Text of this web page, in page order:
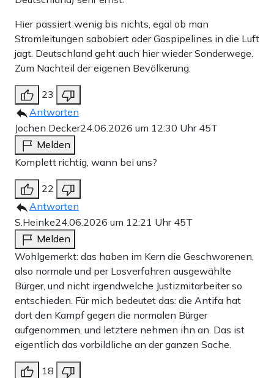
Hier passiert wenig bis nichts, egal ob man
Stromleitungen sabobiert oder Gaspipelines in die Luft
jagt. Deutschland geht auch hier wieder Sonderwege.
Zum Nachteil der eigenen Bevölkerung.
23
Antworten
Jochen Decker24.06.2026 um 12:30 Uhr 45T
Melden
Komplett richtig, wann bei uns?
22
Antworten
S.Heinke24.06.2026 um 12:21 Uhr 45T
Melden
Wohlgemerkt: das haben im Kern die Geschworenen,
also normale und per Losverfahren ausgewählte
Bürger, und nicht irgendwelche Justizmitarbeiter so
entschieden. Für mich bedeutet das: die Antifa hat
dort den Kampf gegen die normalen Bürger
aufgenommen, und letztere nehmen ihn an. Das ist
eigentlich das vorbildliche an der ganzen Sache.
18